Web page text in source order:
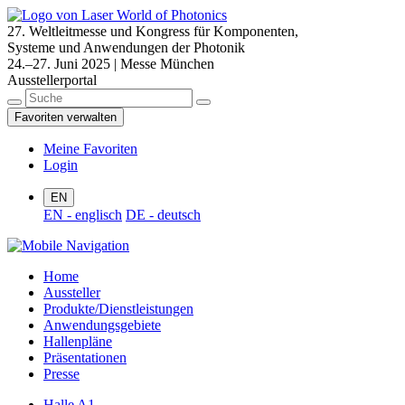
27. Weltleitmesse und Kongress für Komponenten,
Systeme und Anwendungen der Photonik
24.–27. Juni 2025 | Messe München
Ausstellerportal
Favoriten verwalten
Meine Favoriten
Login
EN
EN - englisch DE - deutsch
Home
Aussteller
Produkte/Dienstleistungen
Anwendungsgebiete
Hallenpläne
Präsentationen
Presse